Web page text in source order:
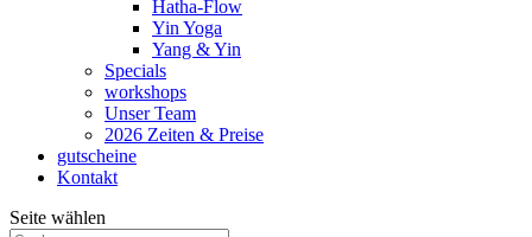
Hatha-Flow
Yin Yoga
Yang & Yin
Specials
workshops
Unser Team
2026 Zeiten & Preise
gutscheine
Kontakt
Seite wählen